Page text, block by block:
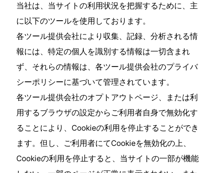
当社は、当サイトの利用状況を把握するために、主
に以下のツールを使用しております。
各ツール提供会社により収集、記録、分析される情
報には、特定の個人を識別する情報は一切含まれ
ず、それらの情報は、各ツール提供会社のプライバ
シーポリシーに基づいて管理されています。
各ツール提供会社のオプトアウトページ、または利
用するブラウザの設定からご利用者自身で無効化す
ることにより、Cookieの利用を停止することができ
ます。但し、ご利用者にてCookieを無効化の上、
Cookieの利用を停止すると、当サイトの一部が機能